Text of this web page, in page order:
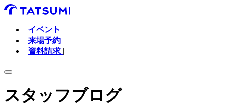
| イベント
| 来場予約
| 資料請求 |
スタッフブログ